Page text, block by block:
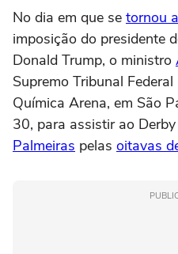
No dia em que se tornou
imposição do presidente
Donald Trump, o ministro
Supremo Tribunal
Química Arena, em São
30, para assistir ao
Palmeiras pelas oitavas